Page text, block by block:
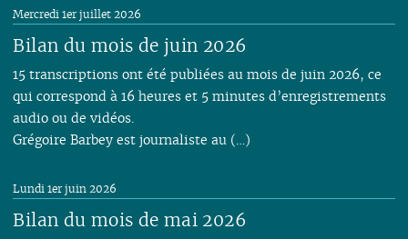
Bilan du mois de juin 2026
Mercredi 1er juillet 2026
15 transcriptions ont été publiées au mois de juin 2026, ce
qui correspond à 16 heures et 5 minutes d’enregistrements
audio ou de vidéos.
Grégoire Barbey est journaliste au (…)
Bilan du mois de mai 2026
Lundi 1er juin 2026